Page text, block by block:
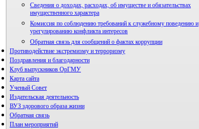
Сведения о доходах, расходах, об имуществе и обязательствах
имущественного характера
Комиссия по соблюдению требований к служебному поведению и
урегулированию конфликта интересов
Обратная связь для сообщений о фактах коррупции
Противодействие экстремизму и терроризму
Поздравления и благодарности
Клуб выпускников ОрГМУ
Карта сайта
Ученый Совет
Издательская деятельность
ВУЗ здорового образа жизни
Обратная связь
План мероприятий